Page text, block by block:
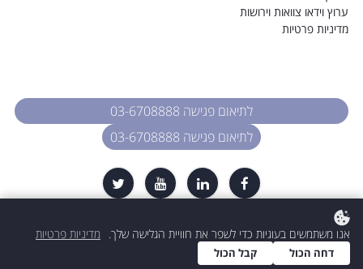
ערוץ וידאו צוואות וירושות
מדיניות פרטיות
לתיאום פגישה 03-6708888
לתיאום פגישה 03-6708888
אנו משתמשים בעוגיות כדי לשפר את חוויית הגלישה שלך. מדיניות פרטיות
דחה הכול קבל הכול